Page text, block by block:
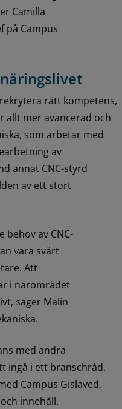
Camilla
på Campus
rätt kompetens,
mer avancerad och
som arbetar med
av
annat CNC-styrd
av ett stort
behov av CNC-
vara svårt
Att
i närområdet
säger Malin
med andra
ingå i ett branschråd.
Campus Gislaved,
innehåll.